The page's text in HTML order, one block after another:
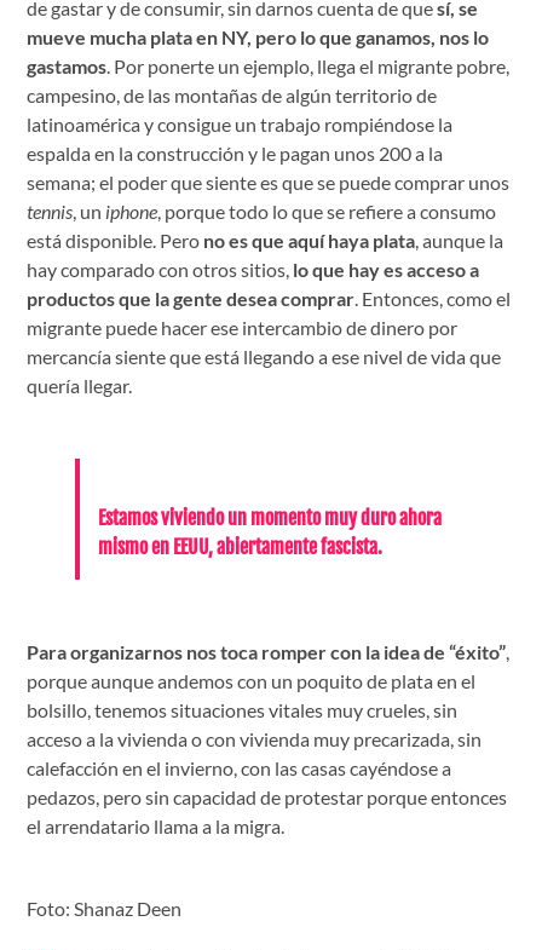
de gastar y de consumir, sin darnos cuenta de quesí, se
mueve mucha plata en NY, pero lo que ganamos, nos lo
gastamos. Por ponerte un ejemplo, llega el migrante pobre,
campesino, de las montañas de algún territorio de
latinoamérica y consigue un trabajo rompiéndose la
espalda en la construcción y le pagan unos 200 a la
semana; el poder que siente es que se puede comprar unos
tennis, un iphone, porque todo lo que se refiere a consumo
está disponible. Pero no es que aquí haya plata, aunque la
hay comparado con otros sitios, lo que hay es acceso a
productos que la gente desea comprar. Entonces, como el
migrante puede hacer ese intercambio de dinero por
mercancía siente que está llegando a ese nivel de vida que
quería llegar.
Estamos viviendo un momento muy duro ahora
mismo en EEUU, abiertamente fascista.
Para organizarnos nos toca romper con la idea de “éxito”
porque aunque andemos con un poquito de plata en el
bolsillo, tenemos situaciones vitales muy crueles, sin
acceso a la vivienda o con vivienda muy precarizada, sin
calefacción en el invierno, con las casas cayéndose a
pedazos, pero sin capacidad de protestar porque entonces
el arrendatario llama a la migra.
Foto: Shanaz Deen